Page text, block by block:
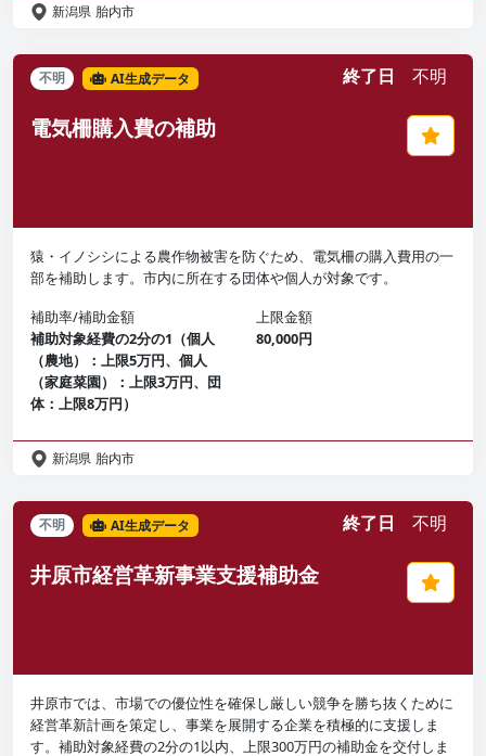
新潟県 胎内市
不明 AI生成データ 終了日 不明
電気柵購入費の補助
猿・イノシシによる農作物被害を防ぐため、電気柵の購入費用の一
部を補助します。市内に所在する団体や個人が対象です。
補助率/補助金額
補助対象経費の2分の1（個人
（農地）：上限5万円、個人
（家庭菜園）：上限3万円、団
体：上限8万円）
上限金額
80,000円
新潟県 胎内市
不明 AI生成データ 終了日 不明
井原市経営革新事業支援補助金
井原市では、市場での優位性を確保し厳しい競争を勝ち抜くために
経営革新計画を策定し、事業を展開する企業を積極的に支援しま
す。補助対象経費の2分の1以内、上限300万円の補助金を交付しま